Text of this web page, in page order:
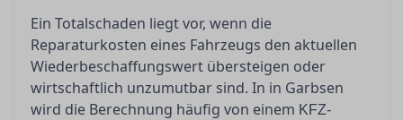
Ein Totalschaden liegt vor, wenn die
Reparaturkosten eines Fahrzeugs den aktuellen
Wiederbeschaffungswert übersteigen oder
wirtschaftlich unzumutbar sind. In in Garbsen
wird die Berechnung häufig von einem KFZ-